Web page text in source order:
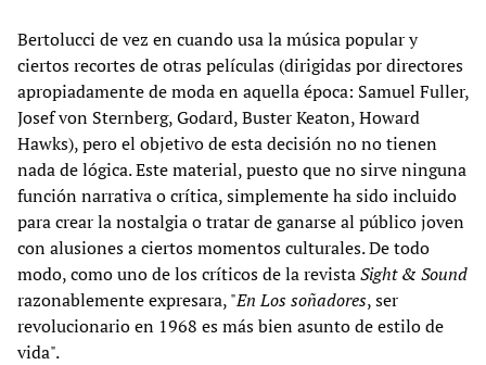
Bertolucci de vez en cuando usa la música popular y
ciertos recortes de otras películas (dirigidas por directores
apropiadamente de moda en aquella época: Samuel Fuller,
Josef von Sternberg, Godard, Buster Keaton, Howard
Hawks), pero el objetivo de esta decisión no no tienen
nada de lógica. Este material, puesto que no sirve ninguna
función narrativa o crítica, simplemente ha sido incluido
para crear la nostalgia o tratar de ganarse al público joven
con alusiones a ciertos momentos culturales. De todo
modo, como uno de los críticos de la revistaSight & Sound
razonablemente expresara, "En Los soñadores, ser
revolucionario en 1968 es más bien asunto de estilo de
vida".